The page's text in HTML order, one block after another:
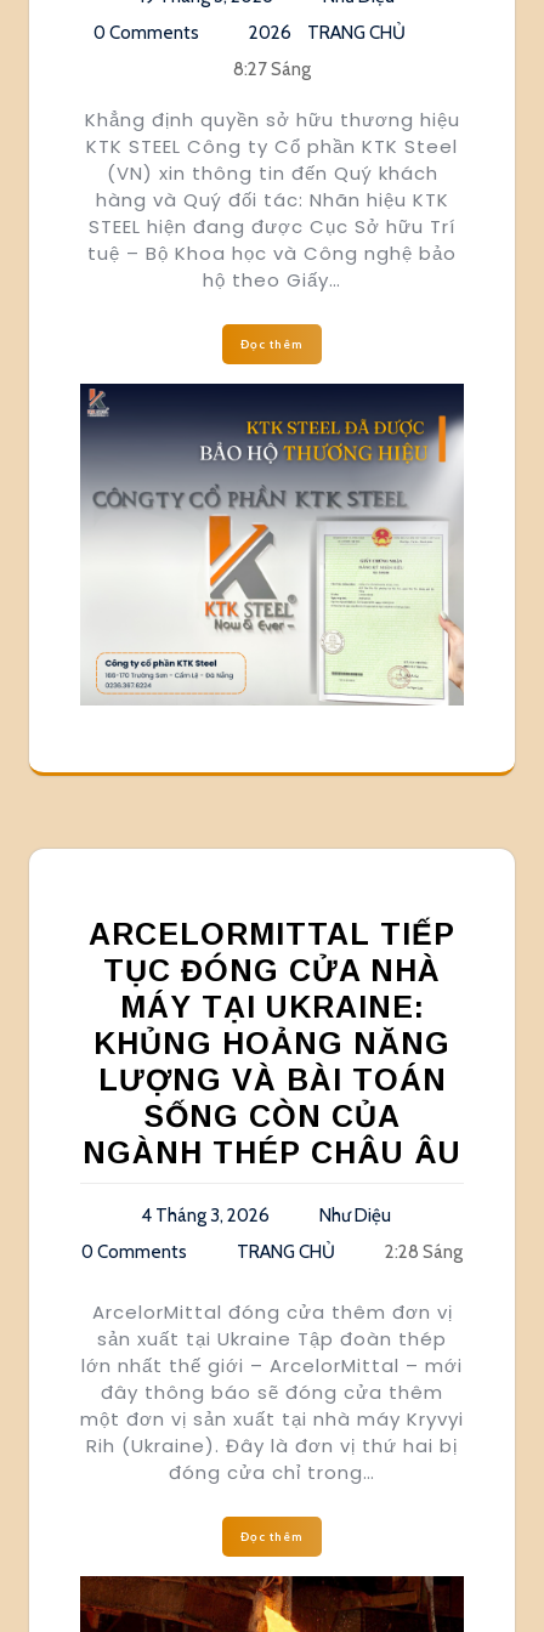
0 Comments
2026
TRANG CHỦ
8:27 Sáng
Khẳng định quyền sở hữu thương hiệu
KTK STEEL Công ty Cổ phần KTK Steel
(VN) xin thông tin đến Quý khách
hàng và Quý đối tác: Nhãn hiệu KTK
STEEL hiện đang được Cục Sở hữu Trí
tuệ – Bộ Khoa học và Công nghệ bảo
hộ theo Giấy…
Đọc thêm
ARCELORMITTAL TIẾP
TỤC ĐÓNG CỬA NHÀ
MÁY TẠI UKRAINE:
KHỦNG HOẢNG NĂNG
LƯỢNG VÀ BÀI TOÁN
SỐNG CÒN CỦA
NGÀNH THÉP CHÂU ÂU
4 Tháng 3, 2026
Như Diệu
0 Comments
TRANG CHỦ 2:28 Sáng
ArcelorMittal đóng cửa thêm đơn vị
sản xuất tại Ukraine Tập đoàn thép
lớn nhất thế giới – ArcelorMittal – mới
đây thông báo sẽ đóng cửa thêm
một đơn vị sản xuất tại nhà máy Kryvyi
Rih (Ukraine). Đây là đơn vị thứ hai bị
đóng cửa chỉ trong…
Đọc thêm